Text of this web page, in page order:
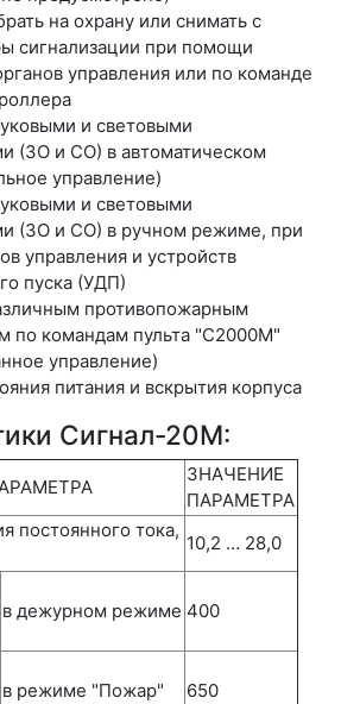
на охрану или снимать с
сигнализации при помощи
управления или по команде
и световыми
(ЗО и СО) в автоматическом
управление)
и световыми
(ЗО и СО) в ручном режиме, при
управления и устройств
пуска (УДП)
противопожарным
по командам пульта "С2000М"
управление)
питания и вскрытия корпуса
Сигнал-20М:
ЗНАЧЕНИЕ
ПАРАМЕТРА
постоянного тока,
10,2 … 28,0
в дежурном режиме 400
в режиме "Пожар" 650